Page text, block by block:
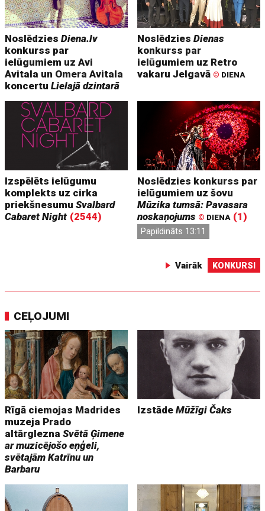
NoslēdziesDiena.lv
konkurss par
ielūgumiem uz Avi
Avitala un Omera Avitala
koncertuLielajā dzintarā
NoslēdziesDienas
konkurss par
ielūgumiem uz Retro
vakaru Jelgavā © DIENA
Izspēlēts ielūgumu
komplekts uz cirka
priekšnesumuSvalbard
Cabaret Night (2544)
Noslēdzies konkurss par
ielūgumiem uz šovu
Mūzika tumsā: Pavasara
noskaņojums © DIENA (1)
Papildināts 13:11
Vairāk KONKURSI
CEĻOJUMI
Rīgā ciemojas Madrides
muzeja Prado
altārgleznaSvētā Ģimene
ar muzicējošo eņģeli,
svētajām Katrīnu un
Barbaru
IzstādeMūžīgi Čaks